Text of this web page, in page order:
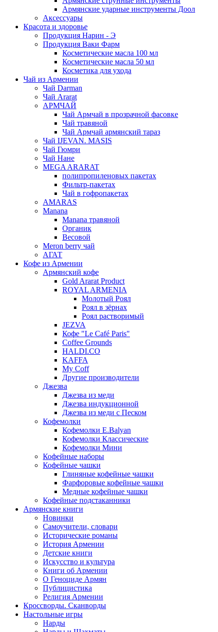
Армянские ударные инструменты Доол
Аксессуары
Красота и здоровье
Продукция Нарин - Э
Продукция Ваки Фарм
Косметические масла 100 мл
Косметические масла 50 мл
Косметика для ухода
Чай из Армении
Чай Darman
Чай Ararat
АРМЧАЙ
Чай Армчай в прозрачной фасовке
Чай травяной
Чай Армчай армянский тараз
Чай IJEVAN. MASIS
Чай Гюмри
Чай Нане
MEGA ARARAT
полипропиленовых пакетах
Фильтр-пакетах
Чай в гофропакетах
AMARAS
Manana
Manana травяной
Органик
Весовой
Meron berry чай
АГАТ
Кофе из Армении
Армянский кофе
Gold Ararat Product
ROYAL ARMENIA
Молотый Роял
Роял в зёрнах
Роял растворимый
JEZVA
Кофе "Le Café Paris"
Coffee Grounds
HALDI.CO
KAFFA
My Coff
Другие производители
Джезва
Джезва из меди
Джезва индукционной
Джезва из меди с Песком
Кофемолки
Кофемолки E.Balyan
Кофемолки Классические
Кофемолки Мини
Кофейные наборы
Кофейные чашки
Глиняные кофейные чашки
Фарфоровые кофейные чашки
Медные кофейные чашки
Кофейные подстаканники
Армянские книги
Новинки
Самоучители, словари
Исторические романы
История Армении
Детские книги
Иcкусство и культура
Книги об Армении
О Геноциде Армян
Публицистика
Религия Армении
Кроссворды. Сканворды
Настольные игры
Нарды